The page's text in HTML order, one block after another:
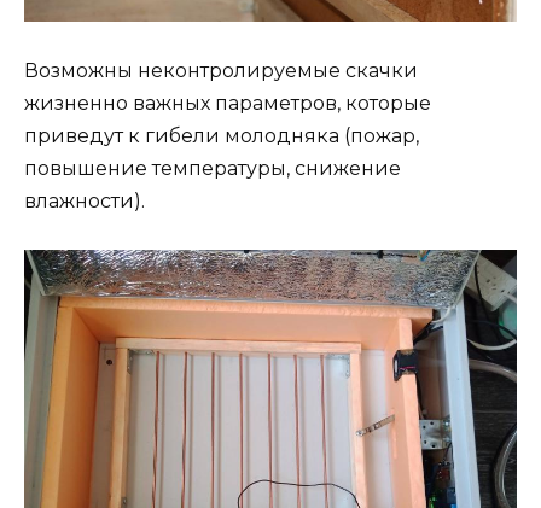
Возможны неконтролируемые скачки
жизненно важных параметров, которые
приведут к гибели молодняка (пожар,
повышение температуры, снижение
влажности).